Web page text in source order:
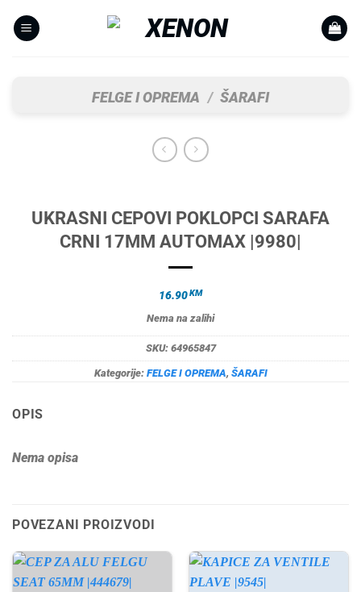
FELGE I OPREMA / ŠARAFI
UKRASNI CEPOVI POKLOPCI SARAFA
CRNI 17MM AUTOMAX |9980|
16.90KM
Nema na zalihi
SKU: 64965847
Kategorije: FELGE I OPREMA, ŠARAFI
OPIS
Nema opisa
POVEZANI PROIZVODI